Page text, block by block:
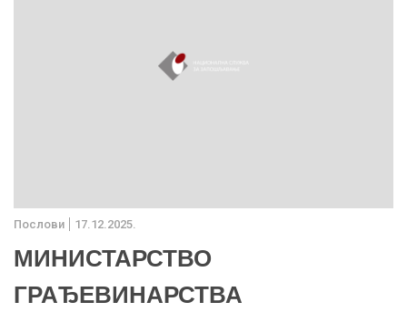
Послови 17.12.2025.
МИНИСТАРСТВО
ГРАЂЕВИНАРСТВА